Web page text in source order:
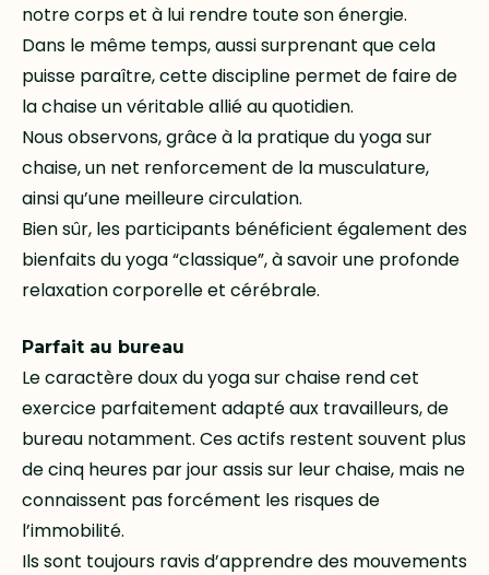
notre corps et à lui rendre toute son énergie.
Dans le même temps, aussi surprenant que cela
puisse paraître, cette discipline permet de faire de
la chaise un véritable allié au quotidien.
Nous observons, grâce à la pratique du yoga sur
chaise, un net renforcement de la musculature,
ainsi qu’une meilleure circulation.
Bien sûr, les participants bénéficient également des
bienfaits du yoga “classique”, à savoir une profonde
relaxation corporelle et cérébrale.
Parfait au bureau
Le caractère doux du yoga sur chaise rend cet
exercice parfaitement adapté aux travailleurs, de
bureau notamment. Ces actifs restent souvent plus
de cinq heures par jour assis sur leur chaise, mais ne
connaissent pas forcément les risques de
l’immobilité.
Ils sont toujours ravis d’apprendre des mouvements